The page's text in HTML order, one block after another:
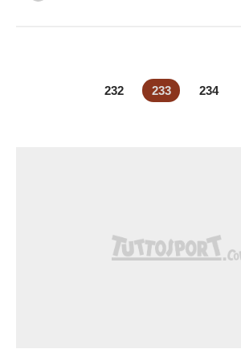
232 233 234